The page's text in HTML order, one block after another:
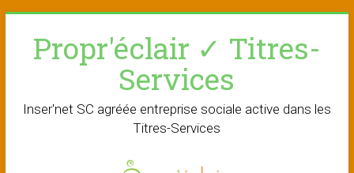
contentPropr'éclair ✓ Titres-
Services
Inser'net SC agréée entreprise sociale active dans les
Titres-Services